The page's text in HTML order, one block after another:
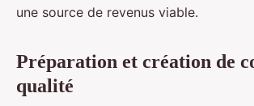
une source de revenus viable.
Préparation et création de
qualité